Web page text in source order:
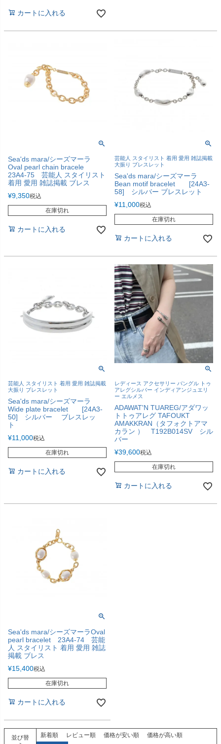
カートに入れる
Sea'ds mara/シーズマーラ
Oval pearl chain bracele
23A4-75 芸能人 スタイリスト
着用 愛用 雑誌掲載 ブレス
¥9,350税込
在庫切れ
カートに入れる
芸能人 スタイリスト 着用 愛用 雑誌掲載
大振り ブレスレット
Sea'ds mara/シーズマーラ
Bean motif bracelet [24A3-
58] シルバー ブレスレット
¥11,000税込
在庫切れ
カートに入れる
芸能人 スタイリスト 着用 愛用 雑誌掲載
大振り ブレスレット
Sea'ds mara/シーズマーラ
Wide plate bracelet [24A3-
50] シルバー ブレスレッ
ト
¥11,000税込
在庫切れ
カートに入れる
レディース アクセサリー バングル トゥ
アレグシルバー インディアンジュエリ
ー エルメス
ADAWAT'N TUAREG/アダワッ
トトゥアレグ TAFOUKT
AMAKKRAN（タフォクトアマ
カラン ） T192B014SV シル
バー
¥39,600税込
在庫切れ
カートに入れる
Sea'ds mara/シーズマーラOval
pearl bracelet 23A4-74 芸能
人 スタイリスト 着用 愛用 雑誌
掲載 ブレス
¥15,400税込
在庫切れ
カートに入れる
並び替
新着順 レビュー順 価格が安い順 価格が高い順